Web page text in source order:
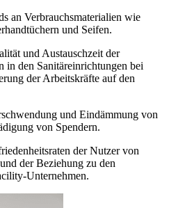
an Verbrauchsmaterialien wie
und Seifen.
und Austauschzeit der
in den Sanitäreinrichtungen bei
der Arbeitskräfte auf den
und Eindämmung von
von Spendern.
der Nutzer von
der Beziehung zu den
Unternehmen.